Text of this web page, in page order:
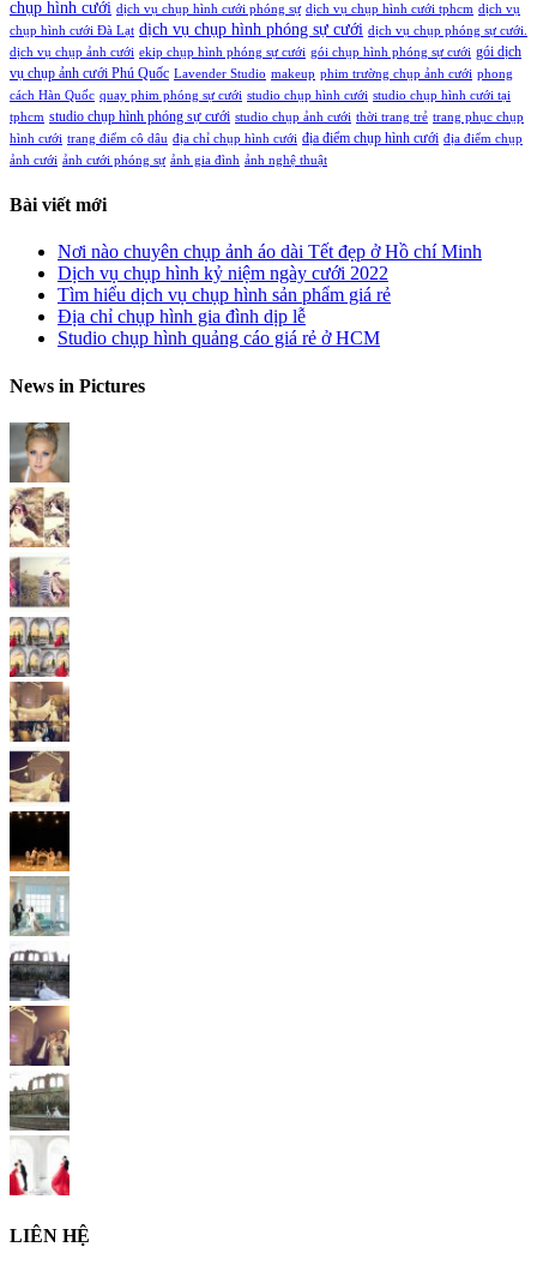
chụp hình cưới dịch vụ chụp hình cưới phóng sự dịch vụ chụp hình cưới tphcm dịch vụ
chụp hình cưới Đà Lạt dịch vụ chụp hình phóng sự cưới dịch vụ chụp phóng sự cưới.
dịch vụ chụp ảnh cưới ekip chụp hình phóng sự cưới gói chụp hình phóng sự cưới gói dịch
vụ chụp ảnh cưới Phú Quốc Lavender Studio makeup phim trường chụp ảnh cưới phong
cách Hàn Quốc quay phim phóng sự cưới studio chụp hình cưới studio chụp hình cưới tại
tphcm studio chụp hình phóng sự cưới studio chụp ảnh cưới thời trang trẻ trang phục chụp
hình cưới trang điểm cô dâu địa chỉ chụp hình cưới địa điểm chụp hình cưới địa điểm chụp
ảnh cưới ảnh cưới phóng sự ảnh gia đình ảnh nghệ thuật
Bài viết mới
Nơi nào chuyên chụp ảnh áo dài Tết đẹp ở Hồ chí Minh
Dịch vụ chụp hình kỷ niệm ngày cưới 2022
Tìm hiểu dịch vụ chụp hình sản phẩm giá rẻ
Địa chỉ chụp hình gia đình dịp lễ
Studio chụp hình quảng cáo giá rẻ ở HCM
News in Pictures
LIÊN HỆ